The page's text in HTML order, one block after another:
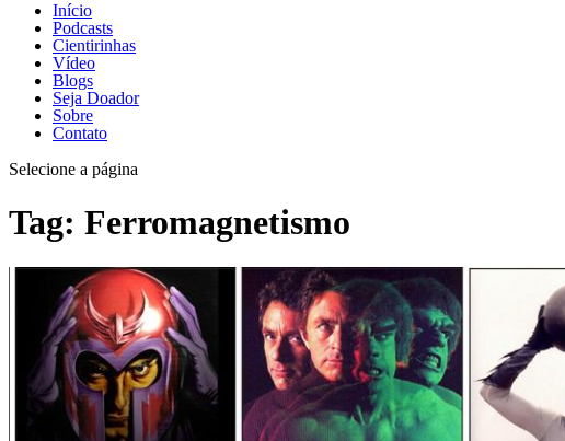
Início
Podcasts
Cientirinhas
Vídeo
Blogs
Seja Doador
Sobre
Contato
Selecione a página
Tag: Ferromagnetismo